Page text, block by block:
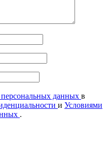
персональных данных в
и Условиями
.